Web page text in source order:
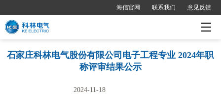
海信官网 联系我们 意见反馈
石家庄科林电气股份有限公司电子工程专业 2024年职
称评审结果公示
2024-11-18